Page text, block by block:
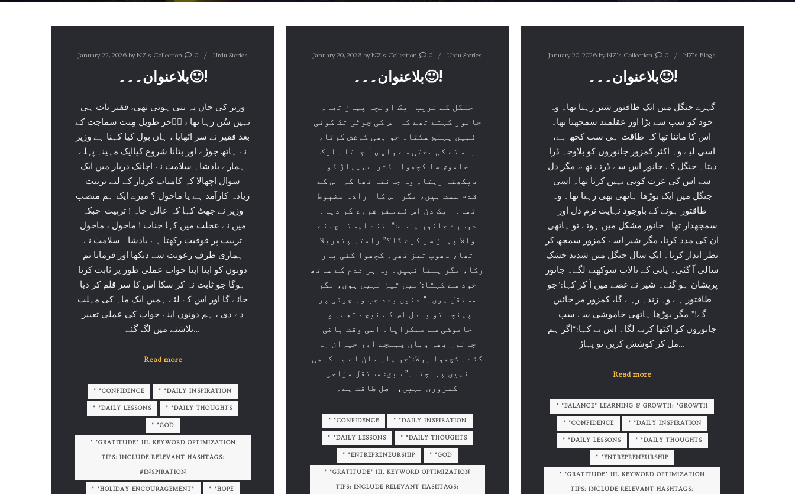
January 22, 2026 byNZ's Collection 0 Urdu Stories
بلاعنوان۔۔۔🙂!
وزیر کی جان پہ بنی ہوئی تھی، فقیر بات ہی
نہیں سُن رہا تھا ، اۤخر طویل مِنت سماجت کے
بعد فقیر نے سر اٹھایا ، ہاں بول کیا کہنا ہے وزیر
نے ہاتھ جوڑے اور بتانا شروع کیاایک مہینہ پہلے
ہمارے بادشاہ سلامت نے اچانک دربار میں ایک
سوال اچھالا کہ کامیاب کردار کے لئے تربیت
زیادہ کارآمد ہے یا ماحول ؟ میرے ایک ہم منصب
وزیر نے جھٹ کہا کہ عالی جاہ ! تربیت جبکہ
میں نے عجلت میں کہا جناب ! ماحول ، ماحول
تربیت پر فوقیت رکھتا ہے بادشاہ سلامت نے
ہماری طرف رعونت سے دیکھا اور فرمایا تم
دونوں کو اپنا اپنا جواب عملی طور پر ثابت کرنا
ہوگا جو ثابت نہ کر سکا اس کا سر قلم کر دیا
جائے گا اور اس کے لئے ہمیں ایک ماہ کی مہلت
دے دی ، ہم دونوں اپنے جواب کی عملی تعبیر
تلاشنے میں لگ گئے…
Read more
" "CONFIDENCE " "DAILY INSPIRATION
" "DAILY LESSONS " "DAILY THOUGHTS
" "GOD
" "GRATITUDE" III. KEYWORD OPTIMIZATION
TIPS: INCLUDE RELEVANT HASHTAGS:
#INSPIRATION
" "HOLIDAY ENCOURAGEMENT" " "HOPE
January 20, 2026byNZ's Collection 0 Urdu Stories
بلاعنوان۔۔۔🙂!
جنگل کے قریب ایک اونچا پہاڑ تھا۔
جانور کہتے تھے کہ اس کی چوٹی تک کوئی
نہیں پہنچ سکتا۔ جو بھی کوشش کرتا،
راستے کی سختی سے واپس آ جاتا۔ ایک
خاموش سا کچھوا اکثر اس پہاڑ کو
دیکھتا رہتا۔ وہ جانتا تھا کہ اس کے
قدم سست ہیں، مگر اس کا ارادہ مضبوط
تھا۔ ایک دن اس نے سفر شروع کر دیا۔
دوسرے جانور ہنسے:“اتنے آہستہ چلنے
والا پہاڑ سر کرے گا؟” راستہ پتھریلا
تھا، دھوپ تیز تھی۔ کچھوا کئی بار
رکا، مگر پلٹا نہیں۔ وہ ہر قدم کے ساتھ
خود سے کہتا:“میں تیز نہیں ہوں، مگر
مستقل ہوں۔” دنوں بعد جب وہ چوٹی پر
پہنچا تو بادل اس کے نیچے تھے۔ وہ
خاموشی سے مسکرایا۔ اسی وقت باقی
جانور بھی وہاں پہنچے اور حیران رہ
گئے۔ کچھوا بولا:“جو ہار مان لے وہ کبھی
نہیں پہنچتا۔” سبق: مستقل مزاجی
کمزوری نہیں، اصل طاقت ہے۔
" "CONFIDENCE " "DAILY INSPIRATION
" "DAILY LESSONS " "DAILY THOUGHTS
" "ENTREPRENEURSHIP " "GOD
" "GRATITUDE" III. KEYWORD OPTIMIZATION
TIPS: INCLUDE RELEVANT HASHTAGS:
January 20, 2026 byNZ's Collection 0 NZ's Blogs
بلاعنوان۔۔۔🙂!
گہرے جنگل میں ایک طاقتور شیر رہتا تھا۔ وہ
خود کو سب سے بڑا اور عقلمند سمجھتا تھا۔
اس کا ماننا تھا کہ طاقت ہی سب کچھ ہے،
اسی لیے وہ اکثر کمزور جانوروں کو بلاوجہ ڈرا
دیتا۔ جنگل کے جانور اس سے ڈرتے تھے، مگر دل
سے اس کی عزت کوئی نہیں کرتا تھا۔ اسی
جنگل میں ایک بوڑھا ہاتھی بھی رہتا تھا۔ وہ
طاقتور ہونے کے باوجود نہایت نرم دل اور
سمجھدار تھا۔ جانور مشکل میں ہوتے تو ہاتھی
ان کی مدد کرتا، مگر شیر اسے کمزور سمجھ کر
نظر انداز کرتا۔ ایک سال جنگل میں شدید خشک
سالی آ گئی۔ پانی کے تالاب سوکھنے لگے۔ جانور
پریشان ہو گئے۔ شیر نے غصے میں آ کر کہا:“جو
طاقتور ہے وہ زندہ رہے گا، کمزور مر جائیں
گے!” مگر بوڑھا ہاتھی خاموشی سے سب
جانوروں کو اکٹھا کرنے لگا۔ اس نے کہا:“اگر ہم
مل کر کوشش کریں تو پہاڑ…
Read more
" "BALANCE" LEARNING & GROWTH: "GROWTH
" "CONFIDENCE " "DAILY INSPIRATION
" "DAILY LESSONS " "DAILY THOUGHTS
" "ENTREPRENEURSHIP
" "GRATITUDE" III. KEYWORD OPTIMIZATION
TIPS: INCLUDE RELEVANT HASHTAGS: